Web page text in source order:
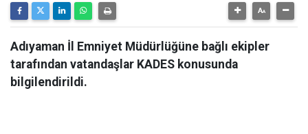
Adıyaman İl Emniyet Müdürlüğüne bağlı ekipler
tarafından vatandaşlar KADES konusunda
bilgilendirildi.